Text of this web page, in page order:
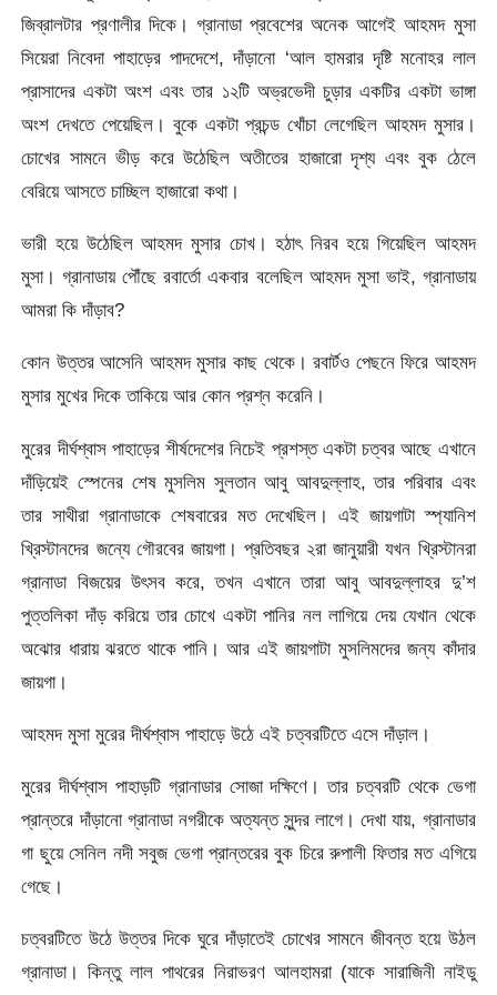
জিব্রালটার প্রণালীর দিকে। গ্রানাডা প্রবেশের অনেক আগেই আহমদ মুসা
সিয়েরা নিবেদা পাহাড়ের পাদদেশে, দাঁড়ানো ‘আল হামরার দৃষ্টি মনোহর লাল
প্রাসাদের একটা অংশ এবং তার ১২টি অভ্রভেদী চুড়ার একটির একটা ভাঙ্গা
অংশ দেখতে পেয়েছিল। বুকে একটা প্রচন্ড খোঁচা লেগেছিল আহমদ মুসার।
চোখের সামনে ভীড় করে উঠেছিল অতীতের হাজারো দৃশ্য এবং বুক ঠেলে
বেরিয়ে আসতে চাচ্ছিল হাজারো কথা।
ভারী হয়ে উঠেছিল আহমদ মুসার চোখ। হঠাৎ নিরব হয়ে গিয়েছিল আহমদ
মুসা। গ্রানাডায় পৌঁছে রবার্তো একবার বলেছিল আহমদ মুসা ভাই, গ্রানাডায়
আমরা কি দাঁড়াব?
কোন উত্তর আসেনি আহমদ মুসার কাছ থেকে। রবার্টও পেছনে ফিরে আহমদ
মুসার মুখের দিকে তাকিয়ে আর কোন প্রশ্ন করেনি।
মুরের দীর্ঘশ্বাস পাহাড়ের শীর্ষদেশের নিচেই প্রশস্ত একটা চত্বর আছে এখানে
দাঁড়িয়েই স্পেনের শেষ মুসলিম সুলতান আবু আবদুল্লাহ, তার পরিবার এবং
তার সাথীরা গ্রানাডাকে শেষবারের মত দেখেছিল। এই জায়গাটা স্প্যানিশ
খ্রিস্টানদের জন্যে গৌরবের জায়গা। প্রতিবছর ২রা জানুয়ারী যখন খ্রিস্টানরা
গ্রানাডা বিজয়ের উৎসব করে, তখন এখানে তারা আবু আবদুল্লাহর দু’শ
পুত্তলিকা দাঁড় করিয়ে তার চোখে একটা পানির নল লাগিয়ে দেয় যেখান থেকে
অঝোর ধারায় ঝরতে থাকে পানি। আর এই জায়গাটা মুসলিমদের জন্য কাঁদার
জায়গা।
আহমদ মুসা মুরের দীর্ঘশ্বাস পাহাড়ে উঠে এই চত্বরটিতে এসে দাঁড়াল।
মুরের দীর্ঘশ্বাস পাহাড়টি গ্রানাডার সোজা দক্ষিণে। তার চত্বরটি থেকে ভেগা
প্রান্তরে দাঁড়ানো গ্রানাডা নগরীকে অত্যন্ত সুন্দর লাগে। দেখা যায়, গ্রানাডার
গা ছুয়ে সেনিল নদী সবুজ ভেগা প্রান্তরের বুক চিরে রুপালী ফিতার মত এগিয়ে
গেছে।
চত্বরটিতে উঠে উত্তর দিকে ঘুরে দাঁড়াতেই চোখের সামনে জীবন্ত হয়ে উঠল
গ্রানাডা। কিন্তু লাল পাথরের নিরাভরণ আলহামরা (যাকে সারাজিনী নাইডু